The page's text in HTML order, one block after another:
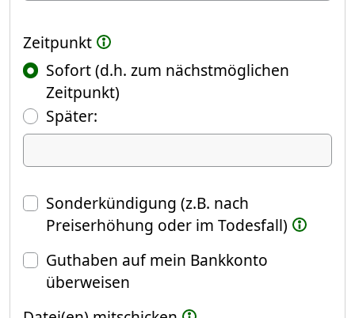
Zeitpunkt
Sofort (d.h. zum nächstmöglichen
Zeitpunkt)
Später:(Fokus springt automatisch ins
Datum
Sonderkündigung (z.B. nach
Preiserhöhung oder im Todesfall)
Guthaben auf mein Bankkonto
überweisen